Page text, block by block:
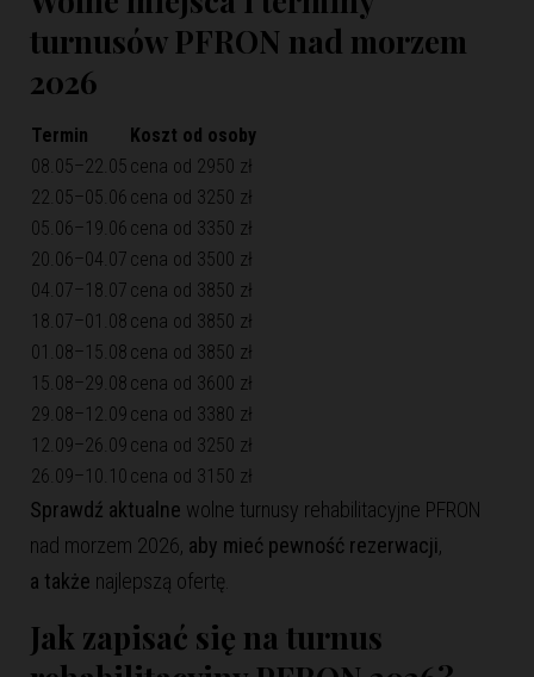
turnusów PFRON nad morzem
2026
Termin
Koszt od osoby
08.05–22.05 cena od 2950 zł
22.05–05.06 cena od 3250 zł
05.06–19.06 cena od 3350 zł
20.06–04.07 cena od 3500 zł
04.07–18.07 cena od 3850 zł
18.07–01.08 cena od 3850 zł
01.08–15.08 cena od 3850 zł
15.08–29.08 cena od 3600 zł
29.08–12.09 cena od 3380 zł
12.09–26.09 cena od 3250 zł
26.09–10.10 cena od 3150 zł
Sprawdź aktualne wolne turnusy rehabilitacyjne PFRON
nad morzem 2026, aby mieć pewność rezerwacji,
a także najlepszą ofertę.
Jak zapisać się na turnus